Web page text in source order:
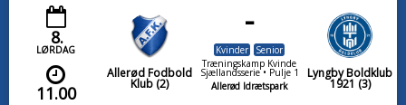
8.
LØRDAG
11.00
Allerød Fodbold
Klub (2)
-
Kvinder
Senior
Træningskamp Kvinde
Sjællandsserie • Pulje 1
Allerød Idrætspark
Lyngby Boldklub
1921 (3)